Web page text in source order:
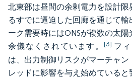
北東部は昼間の余剰電力を設計
るすでに逼迫した回廊を通じて
ーク需要時にはONSが複数の太
余儀なくされています。 [3] フ
は、出力制御リスクがマーチャ
レッドに影響を与え始めている